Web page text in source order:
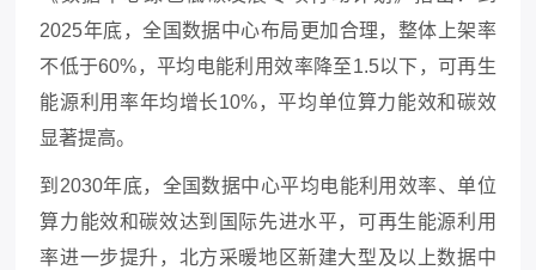
2025年底，全国数据中心布局更加合理，整体上架率
不低于60%，平均电能利用效率降至1.5以下，可再生
能源利用率年均增长10%，平均单位算力能效和碳效
显著提高。
到 2030年底，全国数据中心平均电能利用效率、单位
算力能效和碳效达到国际先进水平，可再生能源利用
率进一步提升，北方采暖地区新建大型及以上数据中